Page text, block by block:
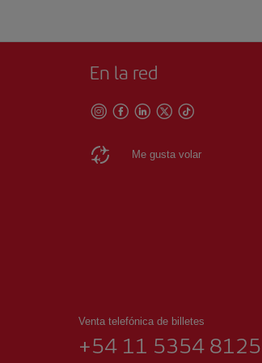
En la red
Me gusta volar
Venta telefónica de billetes
+54 11 5354 8125